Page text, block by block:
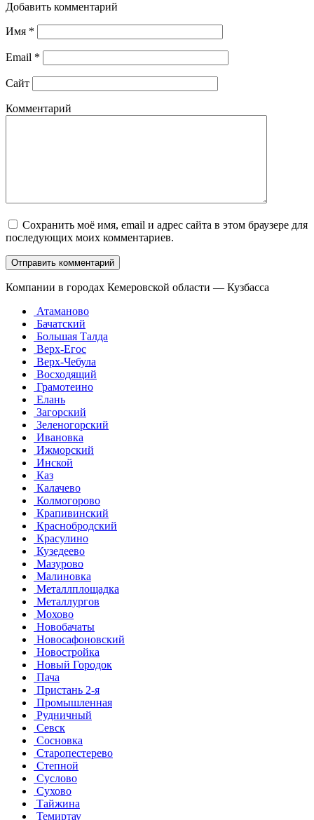
Добавить комментарий
Имя *
Email *
Сайт
Комментарий
Сохранить моё имя, email и адрес сайта в этом браузере для
последующих моих комментариев.
Компании в городах Кемеровской области — Кузбасса
Атаманово
Бачатский
Большая Талда
Верх-Егос
Верх-Чебула
Восходящий
Грамотеино
Елань
Загорский
Зеленогорский
Ивановка
Ижморский
Инской
Каз
Калачево
Колмогорово
Крапивинский
Краснобродский
Красулино
Кузедеево
Мазурово
Малиновка
Металлплощадка
Металлургов
Мохово
Новобачаты
Новосафоновский
Новостройка
Новый Городок
Пача
Пристань 2-я
Промышленная
Рудничный
Севск
Сосновка
Старопестерево
Степной
Суслово
Сухово
Тайжина
Темиртау